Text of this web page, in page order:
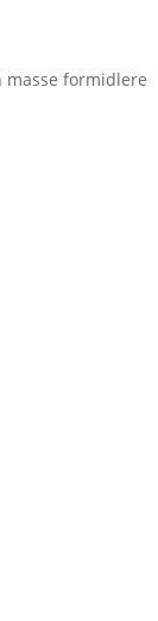
masse formidlere